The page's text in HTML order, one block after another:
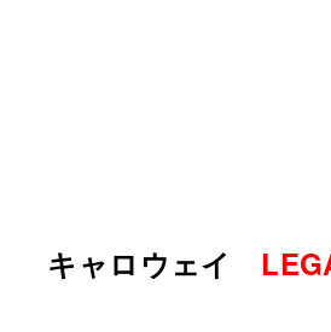
キャロウェイ